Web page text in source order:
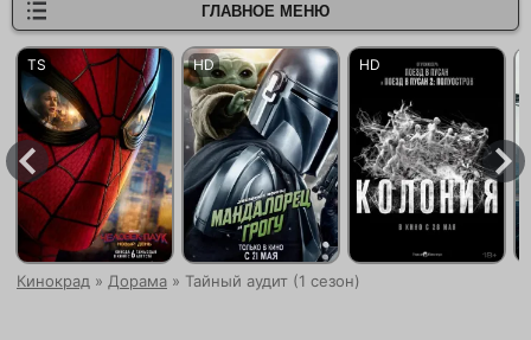
Кинокрад » Дорама » Тайный аудит (1 сезон)
ГЛАВНОЕ МЕНЮ